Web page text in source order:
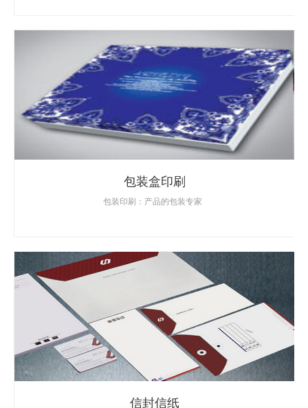
包装盒印刷
包装印刷：产品的包装专家
信封信纸